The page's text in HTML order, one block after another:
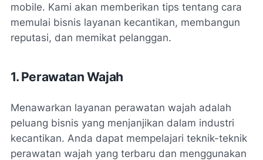
mobile. Kami akan memberikan tips tentang cara
memulai bisnis layanan kecantikan, membangun
reputasi, dan memikat pelanggan.
1. Perawatan Wajah
Menawarkan layanan perawatan wajah adalah
peluang bisnis yang menjanjikan dalam industri
kecantikan. Anda dapat mempelajari teknik-teknik
perawatan wajah yang terbaru dan menggunakan